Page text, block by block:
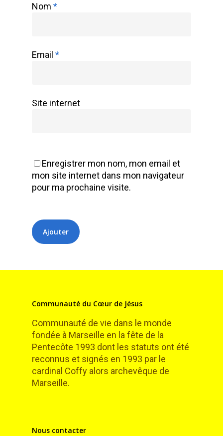
Nom *
Email *
Site internet
Enregistrer mon nom, mon email et
mon site internet dans mon navigateur
pour ma prochaine visite.
Communauté du Cœur de Jésus
Communauté de vie dans le monde
fondée à Marseille en la fête de la
Pentecôte 1993 dont les statuts ont été
reconnus et signés en 1993 par le
cardinal Coffy alors archevêque de
Marseille.
Nous contacter